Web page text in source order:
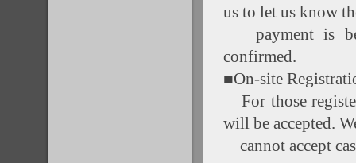
us to let us know
payment is
confirmed.
■On-site
For those
will be accepted.
cannot accept